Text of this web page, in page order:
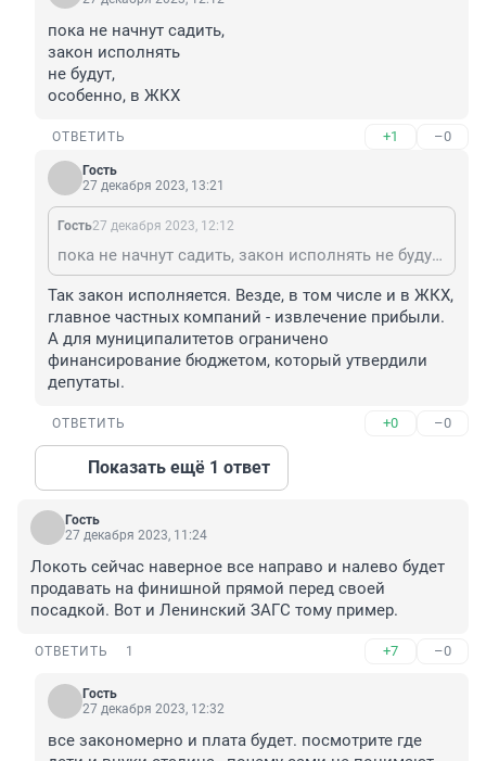
пока не начнут садить,
закон исполнять
не будут,
особенно, в ЖКХ
ОТВЕТИТЬ +1 –0
Гость
27 декабря 2023, 13:21
Гость27 декабря 2023, 12:12
пока не начнут садить, закон исполнять не будут, особенно, в ЖКХ
Так закон исполняется. Везде, в том числе и в ЖКХ,
главное частных компаний - извлечение прибыли.
А для муниципалитетов ограничено
финансирование бюджетом, который утвердили
депутаты.
ОТВЕТИТЬ +0 –0
Показать ещё 1 ответ
Гость
27 декабря 2023, 11:24
Локоть сейчас наверное все направо и налево будет
продавать на финишной прямой перед своей
посадкой. Вот и Ленинский ЗАГС тому пример.
ОТВЕТИТЬ 1 +7 –0
Гость
27 декабря 2023, 12:32
все закономерно и плата будет. посмотрите где